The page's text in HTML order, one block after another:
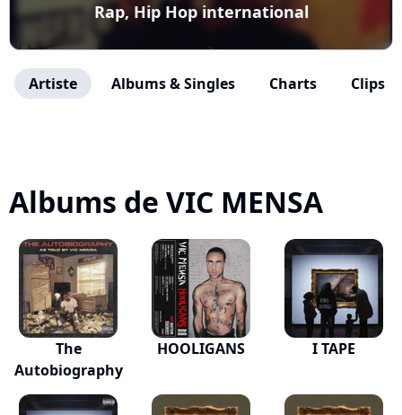
Rap, Hip Hop international
Artiste Albums & Singles Charts Clips
Albums de VIC MENSA
The
Autobiography
HOOLIGANS I TAPE